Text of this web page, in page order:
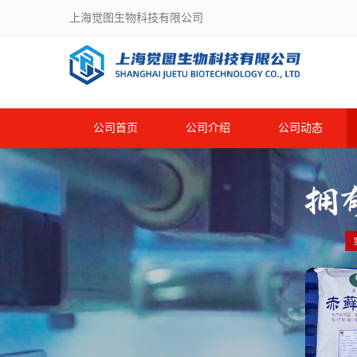
上海觉图生物科技有限公司
公司首页 公司介绍 公司动态